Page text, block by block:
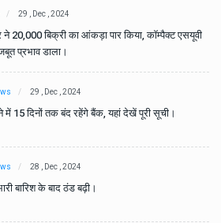
29 , Dec , 2024
ने 20,000 बिक्री का आंकड़ा पार किया, कॉम्पैक्ट एसयूवी
प्रभाव डाला।
29 , Dec , 2024
में 15 दिनों तक बंद रहेंगे बैंक, यहां देखें पूरी सूची।
28 , Dec , 2024
बारिश के बाद ठंड बढ़ी।